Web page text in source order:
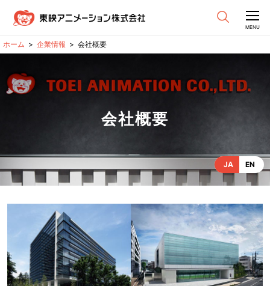
CLOSE
MENU
企業情報 会社概要
会社概要
JA EN